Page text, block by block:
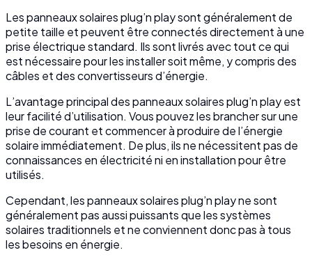
Les panneaux solaires plug’n play sont généralement de
petite taille et peuvent être connectés directement à une
prise électrique standard. Ils sont livrés avec tout ce qui
est nécessaire pour les installer soit même, y compris des
câbles et des convertisseurs d’énergie.
L’avantage principal des panneaux solaires plug’n play est
leur facilité d’utilisation. Vous pouvez les brancher sur une
prise de courant et commencer à produire de l’énergie
solaire immédiatement. De plus, ils ne nécessitent pas de
connaissances en électricité ni en installation pour être
utilisés.
Cependant, les panneaux solaires plug’n play ne sont
généralement pas aussi puissants que les systèmes
solaires traditionnels et ne conviennent donc pas à tous
les besoins en énergie.